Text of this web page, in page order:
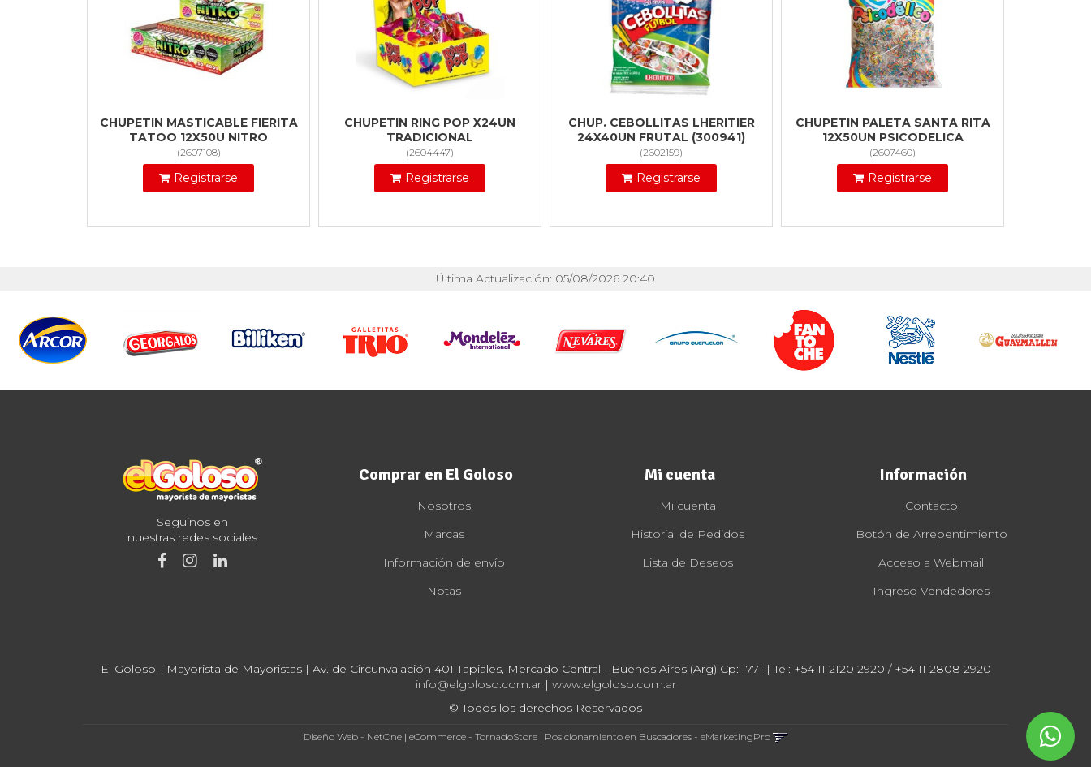
CHUPETIN MASTICABLE FIERITA
TATOO 12X50U NITRO
(2607108)
Registrarse
CHUPETIN RING POP X24UN
TRADICIONAL
(2604447)
Registrarse
CHUP. CEBOLLITAS LHERITIER
24X40UN FRUTAL (300941)
(2602159)
Registrarse
CHUPETIN PALETA SANTA RITA
12X50UN PSICODELICA
(2607460)
Registrarse
Última Actualización: 05/08/2026 20:40
Seguinos en
nuestras redes sociales
Comprar en El Goloso
Nosotros
Marcas
Información de envío
Notas
Mi cuenta
Mi cuenta
Historial de Pedidos
Lista de Deseos
Información
Contacto
Botón de Arrepentimiento
Acceso a Webmail
Ingreso Vendedores
El Goloso - Mayorista de Mayoristas | Av. de Circunvalación 401 Tapiales, Mercado Central - Buenos Aires (Arg) Cp: 1771 | Tel: +54 11 2120 2920 / +54 11 2808 2920
info@elgoloso.com.ar| www.elgoloso.com.ar
© Todos los derechos Reservados
Diseño Web - NetOne| eCommerce - TornadoStore| Posicionamiento en Buscadores - eMarketingPro